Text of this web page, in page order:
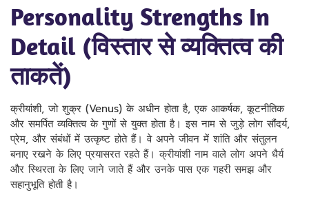
Personality Strengths In
Detail (विस्तार से व्यक्तित्व की
ताकतें)
क्रीयांशी, जो शुक्र (Venus) के अधीन होता है, एक आकर्षक, कूटनीतिक
और समर्पित व्यक्तित्व के गुणों से युक्त होता है। इस नाम से जुड़े लोग सौंदर्य,
प्रेम, और संबंधों में उत्कृष्ट होते हैं। वे अपने जीवन में शांति और संतुलन
बनाए रखने के लिए प्रयासरत रहते हैं। क्रीयांशी नाम वाले लोग अपने धैर्य
और स्थिरता के लिए जाने जाते हैं और उनके पास एक गहरी समझ और
सहानुभूति होती है।